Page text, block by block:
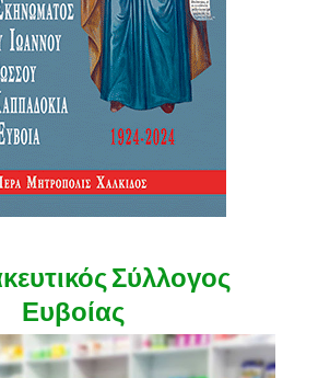
Σύλλογος
Ευβοίας